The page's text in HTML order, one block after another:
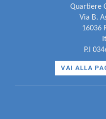
Quartiere
Via B.
16036
P.I
VAI ALLA